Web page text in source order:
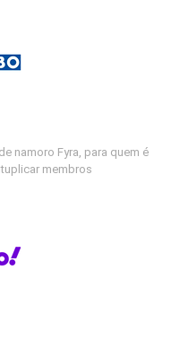
namoro Fyra, para quem é
membros